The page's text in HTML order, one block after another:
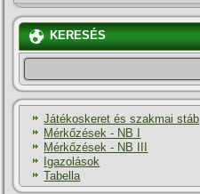
KERESÉS
Játékoskeret és szakmai stáb
Mérkőzések - NB I
Mérkőzések - NB III
Igazolások
Tabella